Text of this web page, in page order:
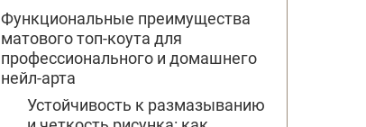
Функциональные преимущества
матового топ-коута для
профессионального и домашнего
нейл-арта
Устойчивость к размазыванию